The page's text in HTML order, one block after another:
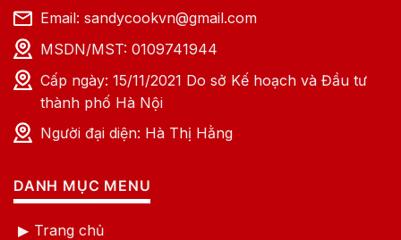
Email: sandycookvn@gmail.com
MSDN/MST: 0109741944
Cấp ngày: 15/11/2021 Do sở Kế hoạch và Đầu tư
thành phố Hà Nội
Người đại diện: Hà Thị Hằng
DANH MỤC MENU
Trang chủ